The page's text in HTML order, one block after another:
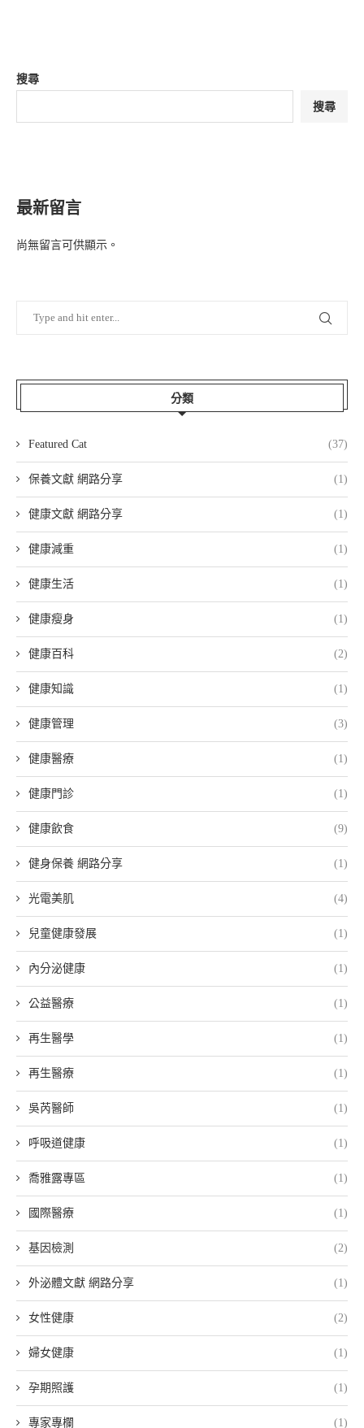
搜尋
搜尋
最新留言
尚無留言可供顯示。
分類
Featured Cat (37)
保養文獻 網路分享 (1)
健康文獻 網路分享 (1)
健康減重 (1)
健康生活 (1)
健康瘦身 (1)
健康百科 (2)
健康知識 (1)
健康管理 (3)
健康醫療 (1)
健康門診 (1)
健康飲食 (9)
健身保養 網路分享 (1)
光電美肌 (4)
兒童健康發展 (1)
內分泌健康 (1)
公益醫療 (1)
再生醫學 (1)
再生醫療 (1)
吳芮醫師 (1)
呼吸道健康 (1)
喬雅露專區 (1)
國際醫療 (1)
基因檢測 (2)
外泌體文獻 網路分享 (1)
女性健康 (2)
婦女健康 (1)
孕期照護 (1)
專家專欄 (1)